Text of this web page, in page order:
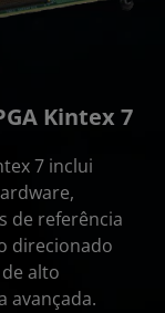
Kintex 7
7 inclui
de referência
direcionado
alto
avançada.